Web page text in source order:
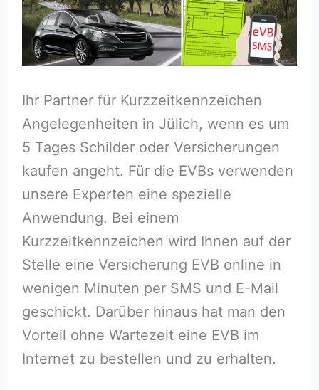
Ihr Partner für Kurzzeitkennzeichen
Angelegenheiten in Jülich, wenn es um
5 Tages Schilder oder Versicherungen
kaufen angeht. Für die EVBs verwenden
unsere Experten eine spezielle
Anwendung. Bei einem
Kurzzeitkennzeichen wird Ihnen auf der
Stelle eine Versicherung EVB online in
wenigen Minuten per SMS und E-Mail
geschickt. Darüber hinaus hat man den
Vorteil ohne Wartezeit eine EVB im
Internet zu bestellen und zu erhalten.